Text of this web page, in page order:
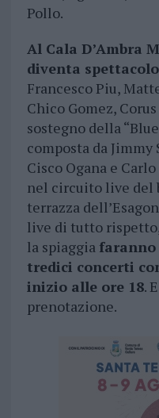
Pollo.
Al Cala D’Ambra
diventa spettacolo
Francesco Piu,
Chico Gomez,
sostegno della
composta da
Cisco Ogana e
nel circuito live del
terrazza
live di tutto rispetto,
la spiaggia
tredici concerti
inizio alle ore 18.
prenotazione.